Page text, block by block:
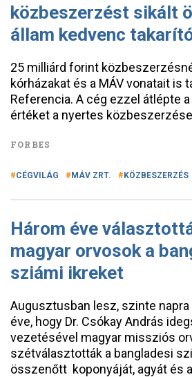
közbeszerzést sikált
állam kedvenc
25 milliárd forint
kórházakat és a MÁV vonatait is
Referencia. A cég ezzel átlépte
értéket a nyertes
FORBES
CÉGVILÁG MÁV ZRT. KÖZBESZERZÉS
Három éve
magyar orvosok a
sziámi ikreket
Augusztusban lesz, szinte
éve, hogy Dr. Csókay András
vezetésével magyar missziós
szétválasztották a bangladesi
összenőtt koponyáját, agyát és